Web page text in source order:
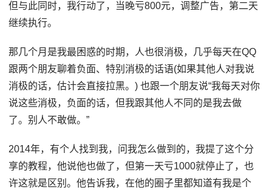
但与此同时，我行动了，当晚亏800元，调整广告，第二天
继续执行。
那几个月是我最困惑的时期，人也很消极，几乎每天在QQ
跟两个朋友聊着负面、特别消极的话语(如果其他人对我说
消极的话，估计会直接拉黑。) 也跟一个朋友说“我每天对你
说这些消极，负面的话，但我跟其他人不同的是我去做
了。别人不敢做。”
2014年，有个人找到我，问我怎么做到的，我提了这个分
享的教程，他说他也做了，但第一天亏1000就停止了，也
许这就是区别。他告诉我，在他的圈子里都知道有我是个